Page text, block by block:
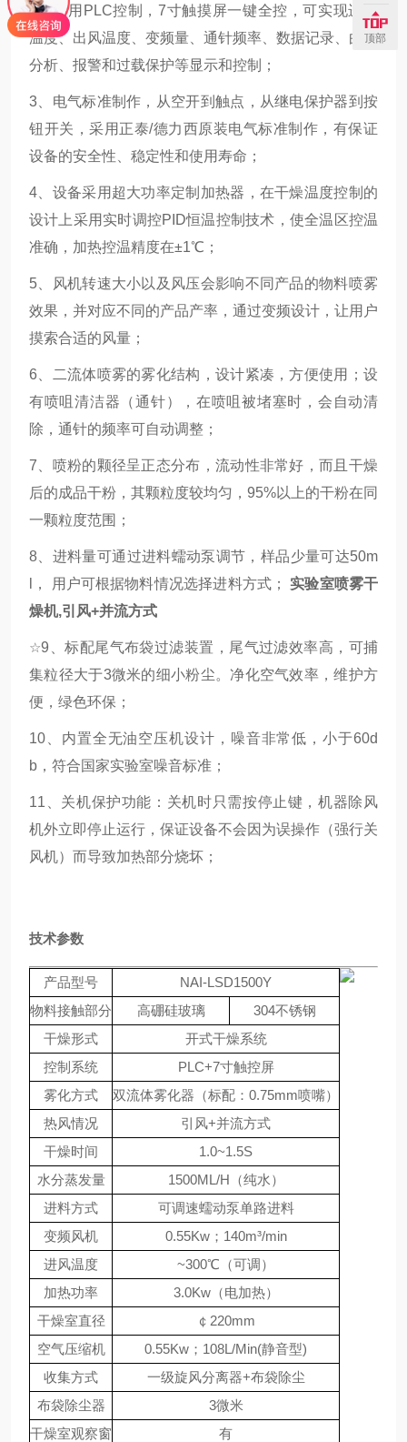
2、采用PLC控制，7寸触摸屏一键全控，可实现进风
温度、出风温度、变频量、通针频率、数据记录、曲线
分析、报警和过载保护等显示和控制；
3、电气标准制作，从空开到触点，从继电保护器到按
钮开关，采用正泰/德力西原装电气标准制作，有保证
设备的安全性、稳定性和使用寿命；
4、设备采用超大功率定制加热器，在干燥温度控制的
设计上采用实时调控PID恒温控制技术，使全温区控温
准确，加热控温精度在±1℃；
5、风机转速大小以及风压会影响不同产品的物料喷雾
效果，并对应不同的产品产率，通过变频设计，让用户
摸索合适的风量；
6、二流体喷雾的雾化结构，设计紧凑，方便使用；设
有喷咀清洁器（通针），在喷咀被堵塞时，会自动清
除，通针的频率可自动调整；
7、喷粉的颗径呈正态分布，流动性非常好，而且干燥
后的成品干粉，其颗粒度较均匀，95%以上的干粉在同
一颗粒度范围；
8、进料量可通过进料蠕动泵调节，样品少量可达50m
l， 用户可根据物料情况选择进料方式；
实验室喷雾干
燥机,引风+并流方式
☆9、标配尾气布袋过滤装置，尾气过滤效率高，可捕
集粒径大于3微米的细小粉尘。净化空气效率，维护方
便，绿色环保；
10、内置全无油空压机设计，噪音非常低，小于60d
b，符合国家实验室噪音标准；
11、关机保护功能：关机时只需按停止键，机器除风
机外立即停止运行，保证设备不会因为误操作（强行关
风机）而导致加热部分烧坏；
技术参数
产品型号
NAI-LSD1500Y
物料接触部分
高硼硅玻璃
304不锈钢
干燥形式
开式干燥系统
控制系统
PLC+7寸触控屏
雾化方式
双流体雾化器（标配：0.75mm喷嘴）
热风情况
引风+并流方式
干燥时间
1.0~1.5S
水分蒸发量
1500ML/H（纯水）
进料方式
可调速蠕动泵单路进料
变频风机
0.55Kw；140m³/min
进风温度
~300℃（可调）
加热功率
3.0Kw（电加热）
干燥室直径
￠220mm
空气压缩机
0.55Kw；108L/Min(静音型)
收集方式
一级旋风分离器+布袋除尘
布袋除尘器
3微米
干燥室观察窗
有
顶部